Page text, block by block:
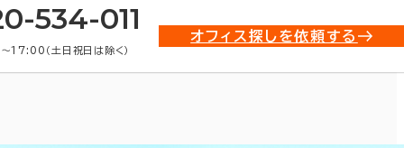
534-011
17:00（土日祝日は除く）
オフィス探しを依頼する